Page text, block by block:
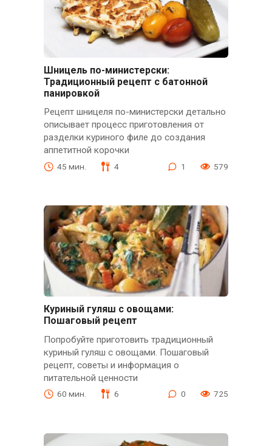
Шницель по-министерски:
Традиционный рецепт с батонной
панировкой
Рецепт шницеля по-министерски детально
описывает процесс приготовления от
разделки куриного филе до создания
аппетитной корочки
45 мин. 4 1 579
Куриный гуляш с овощами:
Пошаговый рецепт
Попробуйте приготовить традиционный
куриный гуляш с овощами. Пошаговый
рецепт, советы и информация о
питательной ценности
60 мин. 6 0 725